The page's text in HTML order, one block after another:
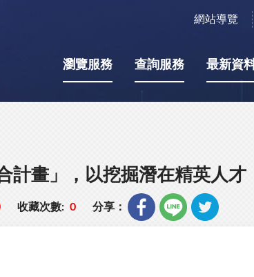
網站導覽
瀏覽服務 查詢服務 最新資
畫」，以挖掘潛在精英人才
收藏次數: 0 分享：